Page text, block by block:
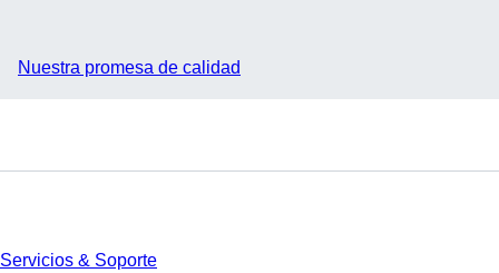
Nuestra promesa de calidad
Servicios & Soporte